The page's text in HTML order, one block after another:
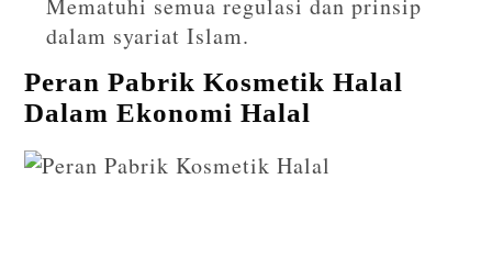
Mematuhi semua regulasi dan prinsip
dalam syariat Islam.
Peran Pabrik Kosmetik Halal
Dalam Ekonomi Halal